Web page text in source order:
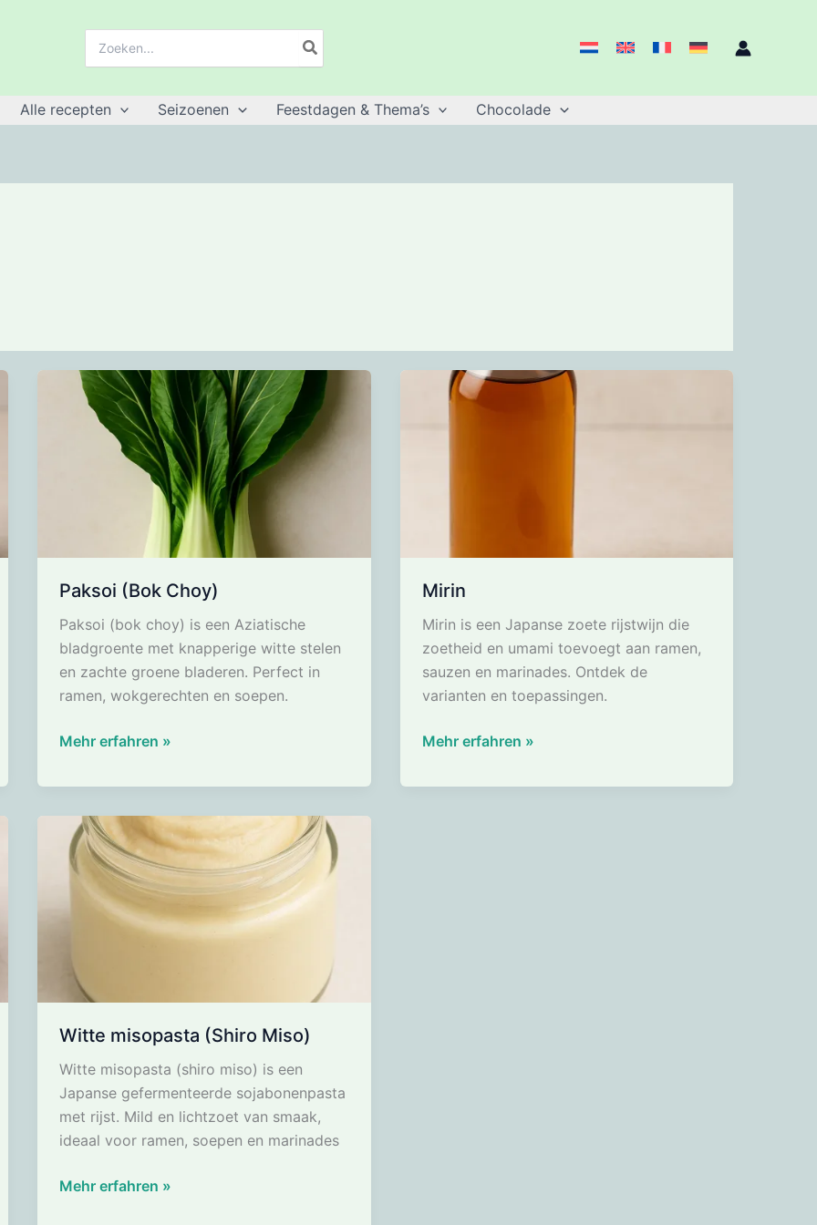
Alle recepten Seizoenen Feestdagen & Thema’s Chocolade
Paksoi (Bok Choy)
Paksoi (bok choy) is een Aziatische
bladgroente met knapperige witte stelen
en zachte groene bladeren. Perfect in
ramen, wokgerechten en soepen.
Paksoi
Choy)
Mehr erfahren »
Mirin
Mirin is een Japanse zoete rijstwijn die
zoetheid en umami toevoegt aan ramen,
sauzen en marinades. Ontdek de
varianten en toepassingen.
Mirin
Mehr erfahren »
Witte misopasta (Shiro Miso)
Witte misopasta (shiro miso) is een
Japanse gefermenteerde sojabonenpasta
met rijst. Mild en lichtzoet van smaak,
ideaal voor ramen, soepen en marinades
Witte
Mehr erfahren »